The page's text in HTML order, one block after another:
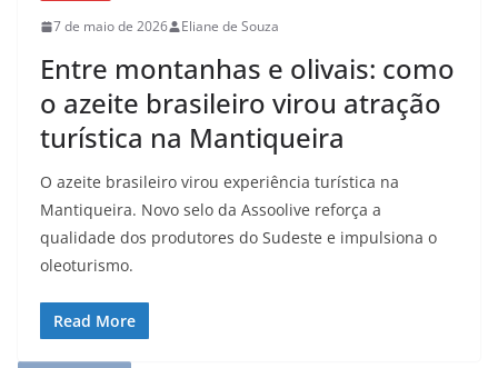
7 de maio de 2026 Eliane de Souza
Entre montanhas e olivais: como
o azeite brasileiro virou atração
turística na Mantiqueira
O azeite brasileiro virou experiência turística na
Mantiqueira. Novo selo da Assoolive reforça a
qualidade dos produtores do Sudeste e impulsiona o
oleoturismo.
Read More